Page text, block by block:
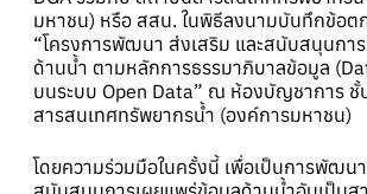
มหาชน) หรือ สสน. ในพิธีลงนามบันทึกข้อต
“โครงการพัฒนา ส่งเสริม และสนับสนุนกา
ด้านน้ำ ตามหลักการธรรมาภิบาลข้อมูล
บนระบบ Open Data” ณ ห้องบัญชาการ ชั้
สารสนเทศทรัพยากรน้ำ (องค์การมหาชน)
โดยความร่วมมือในครั้งนี้ เพื่อเป็นการพัฒน